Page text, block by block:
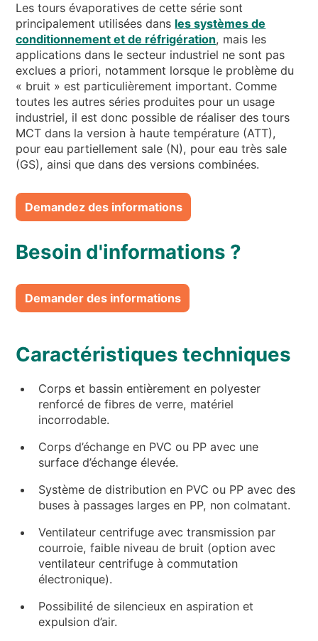
Les tours évaporatives de cette série sont
principalement utilisées dans les systèmes de
conditionnement et de réfrigération, mais les
applications dans le secteur industriel ne sont pas
exclues a priori, notamment lorsque le problème du
« bruit » est particulièrement important. Comme
toutes les autres séries produites pour un usage
industriel, il est donc possible de réaliser des tours
MCT dans la version à haute température (ATT),
pour eau partiellement sale (N), pour eau très sale
(GS), ainsi que dans des versions combinées.
Demandez des informations
Besoin d'informations ?
Demander des informations
Caractéristiques techniques
Corps et bassin entièrement en polyester
renforcé de fibres de verre, matériel
incorrodable.
Corps d’échange en PVC ou PP avec une
surface d’échange élevée.
Système de distribution en PVC ou PP avec des
buses à passages larges en PP, non colmatant.
Ventilateur centrifuge avec transmission par
courroie, faible niveau de bruit (option avec
ventilateur centrifuge à commutation
électronique).
Possibilité de silencieux en aspiration et
expulsion d’air.